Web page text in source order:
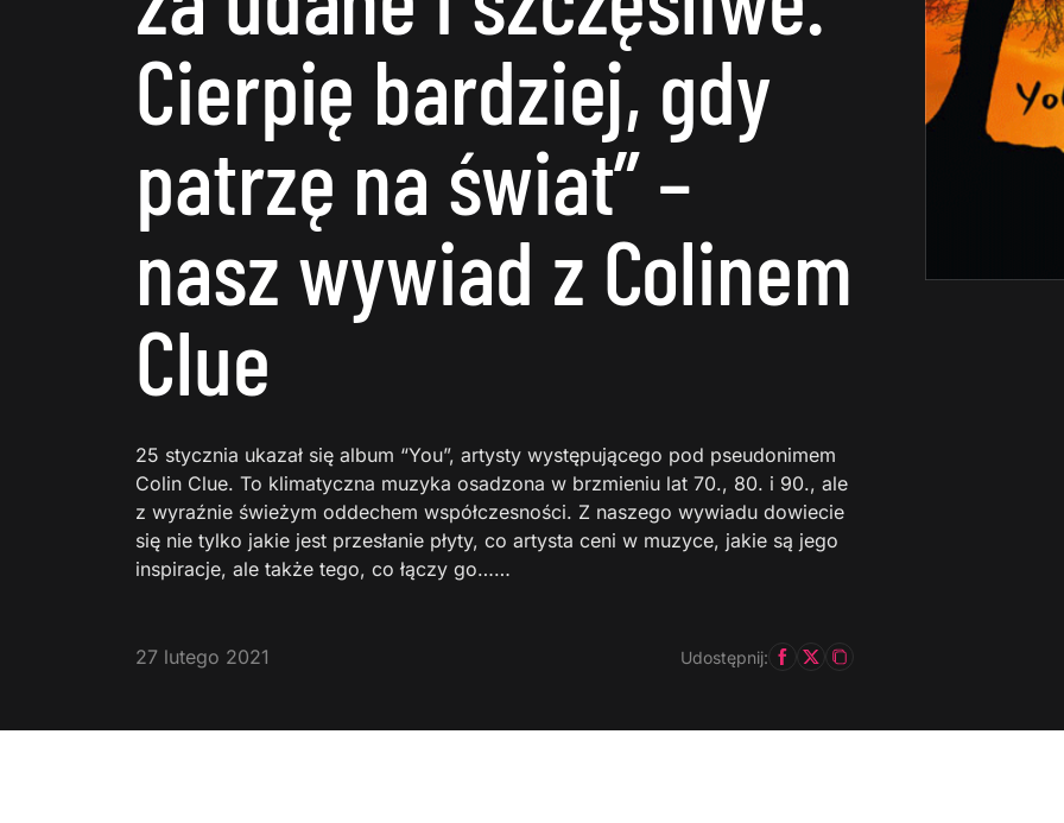
Cierpię bardziej, gdy
patrzę na świat” –
nasz wywiad z Colinem
Clue
25 stycznia ukazał się album “You”, artysty występującego pod pseudonimem
Colin Clue. To klimatyczna muzyka osadzona w brzmieniu lat 70., 80. i 90., ale
z wyraźnie świeżym oddechem współczesności. Z naszego wywiadu dowiecie
się nie tylko jakie jest przesłanie płyty, co artysta ceni w muzyce, jakie są jego
inspiracje, ale także tego, co łączy go……
27 lutego 2021 Udostępnij: